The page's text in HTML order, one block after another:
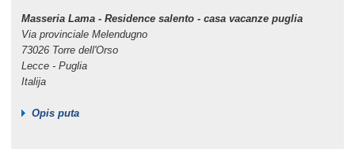
Masseria Lama - Residence salento - casa vacanze puglia
Via provinciale Melendugno
73026 Torre dell'Orso
Lecce - Puglia
Italija
Opis puta